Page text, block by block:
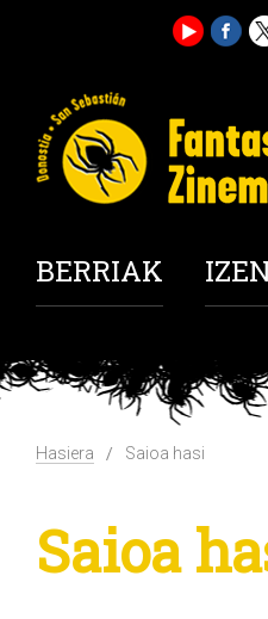
BERRIAK
Hasiera Saioa hasi
Saioa